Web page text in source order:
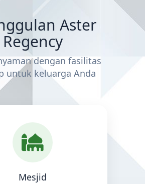
Aster
Regency
dengan fasilitas
untuk keluarga Anda
Mesjid